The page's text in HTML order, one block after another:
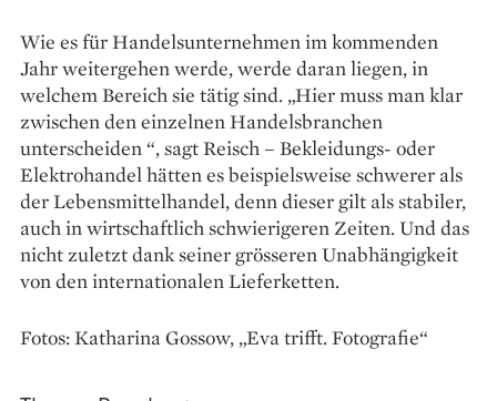
Wie es für Handelsunter­nehmen im kommenden
Jahr weitergehen werde, werde daran liegen, in
welchem Bereich sie tätig sind. „Hier muss man klar
zwischen den einzelnen Handelsbranchen
unterscheiden “, sagt Reisch – ­Bekleidungs- oder
Elektrohandel hätten es beispielsweise schwerer als
der Lebensmittelhandel, denn dieser gilt als stabiler,
auch in wirtschaftlich schwierigeren Zeiten. Und das
nicht zuletzt dank seiner grösseren Unab­hängigkeit
von den internationalen Lieferketten.
Fotos: Katharina Gossow, „Eva trifft. Fotografie“